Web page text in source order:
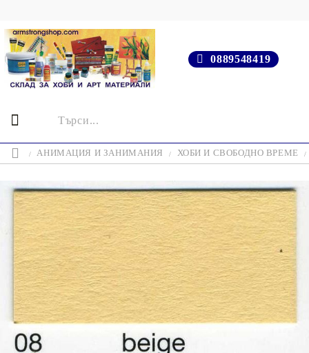
0889548419
АНИМАЦИЯ И ЗАНИМАНИЯ ХОБИ И СВОБОДНО ВРЕМЕ